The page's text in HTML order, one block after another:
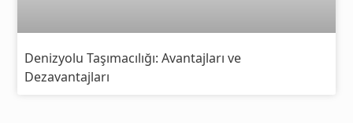
Denizyolu Taşımacılığı: Avantajları ve
Dezavantajları